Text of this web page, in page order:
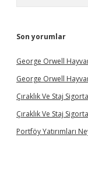
Son yorumlar
George Orwell
George Orwell
Çıraklık Ve Staj
Çıraklık Ve Staj
Portföy Yatırımları